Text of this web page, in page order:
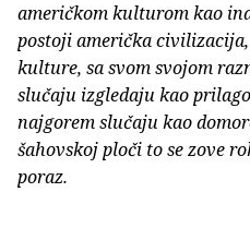
američkom kulturom kao
postoji američka
kulture, sa svom svojom
slučaju izgledaju kao
najgorem slučaju kao
šahovskoj ploči to se zove
poraz.